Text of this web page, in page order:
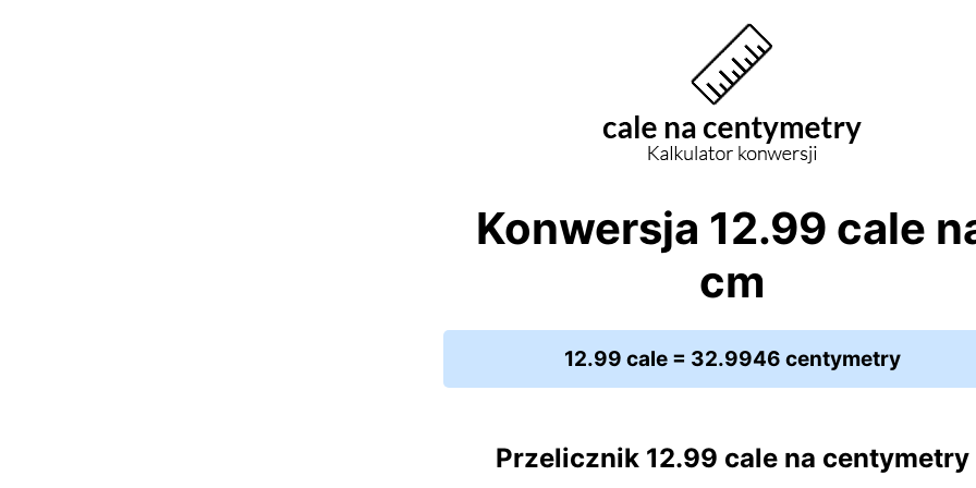
Konwersja 12.99 cale
cm
12.99 cale = 32.9946 centymetry
Przelicznik 12.99 cale na centymetry